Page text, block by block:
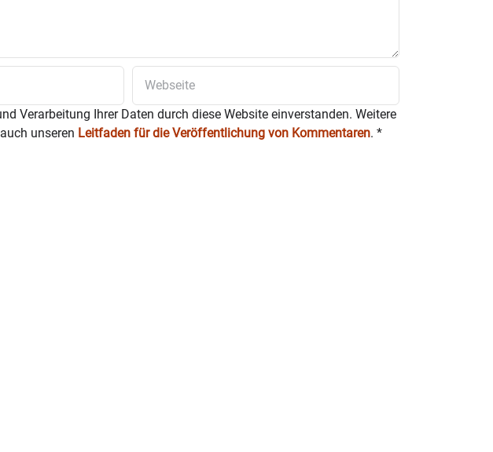
Verarbeitung Ihrer Daten durch diese Website einverstanden. Weitere
unseren Leitfaden für die Veröffentlichung von Kommentaren. *